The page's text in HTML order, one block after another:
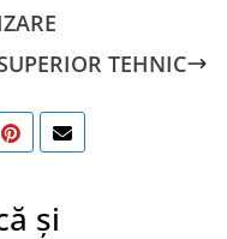
TEHNIC
și